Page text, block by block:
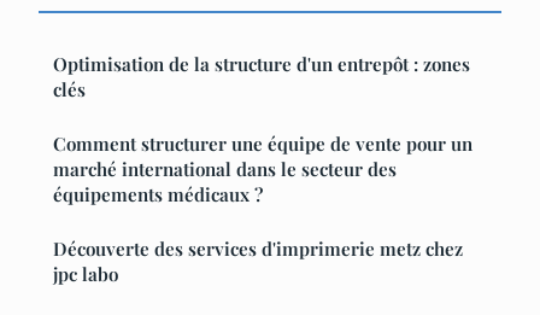
Optimisation de la structure d'un entrepôt : zones
clés
Comment structurer une équipe de vente pour un
marché international dans le secteur des
équipements médicaux ?
Découverte des services d'imprimerie metz chez
jpc labo